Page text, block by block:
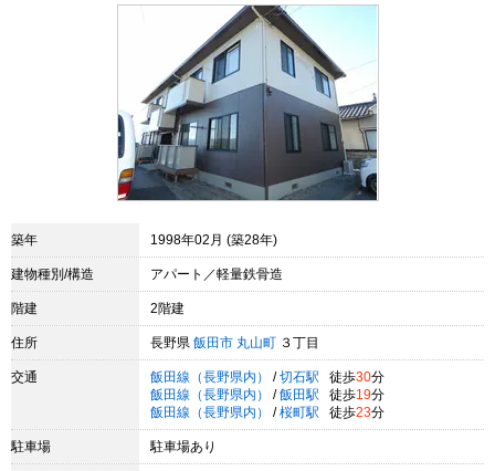
築年 1998年02月 (築28年)
建物種別/構造 アパート／軽量鉄骨造
階建 2階建
住所 長野県 飯田市 丸山町 ３丁目
交通 飯田線（長野県内） / 切石駅 徒歩30分
飯田線（長野県内）
/ 飯田駅 徒歩19分
飯田線（長野県内）
/ 桜町駅 徒歩23分
駐車場 駐車場あり